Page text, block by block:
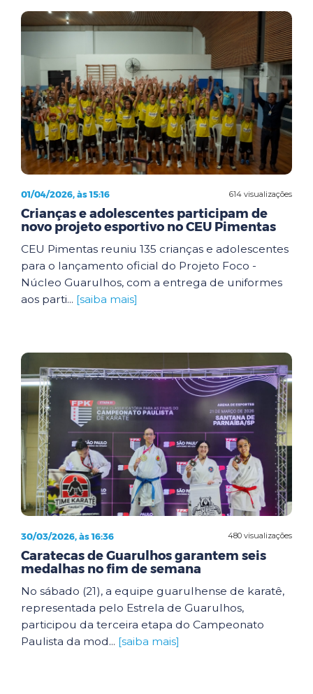
614 visualizações
01/04/2026, às 15:16
Crianças e adolescentes participam de
novo projeto esportivo no CEU Pimentas
CEU Pimentas reuniu 135 crianças e adolescentes
para o lançamento oficial do Projeto Foco -
Núcleo Guarulhos, com a entrega de uniformes
aos parti... [saiba mais]
480 visualizações
30/03/2026, às 16:36
Caratecas de Guarulhos garantem seis
medalhas no fim de semana
No sábado (21), a equipe guarulhense de karatê,
representada pelo Estrela de Guarulhos,
participou da terceira etapa do Campeonato
Paulista da mod... [saiba mais]